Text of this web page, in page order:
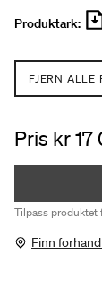
Produktark:
FJERN ALLE
Pris kr 17
Tilpass produktet
Finn